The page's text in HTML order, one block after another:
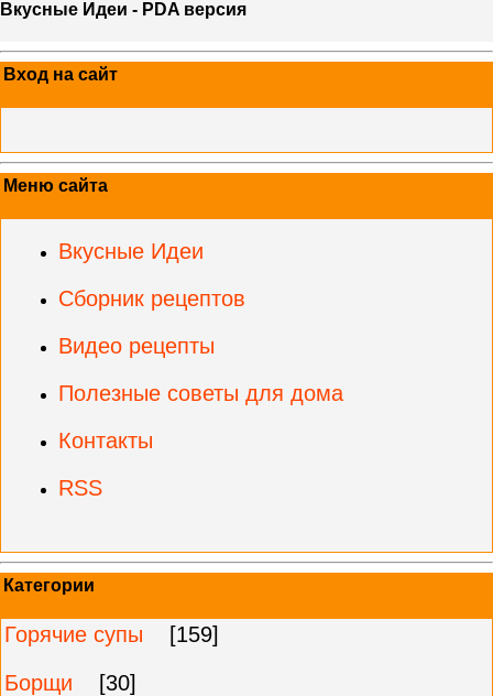
Вкусные Идеи - PDA версия
Вход на сайт
Меню сайта
Вкусные Идеи
Сборник рецептов
Видео рецепты
Полезные советы для дома
Контакты
RSS
Категории
Горячие супы
[159]
Борщи
[30]